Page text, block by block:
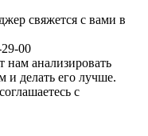
свяжется с вами в
00
нам анализировать
и делать его лучше.
с